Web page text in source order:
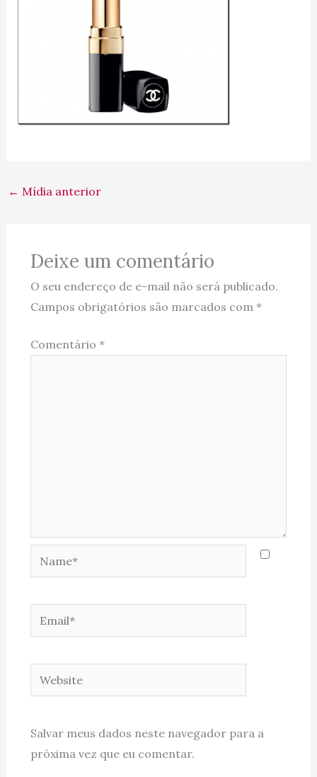
← Mídia anterior
Deixe um comentário
O seu endereço de e-mail não será publicado.
Campos obrigatórios são marcados com *
Comentário *
Name*
Email*
Website
Salvar meus dados neste navegador para a
próxima vez que eu comentar.